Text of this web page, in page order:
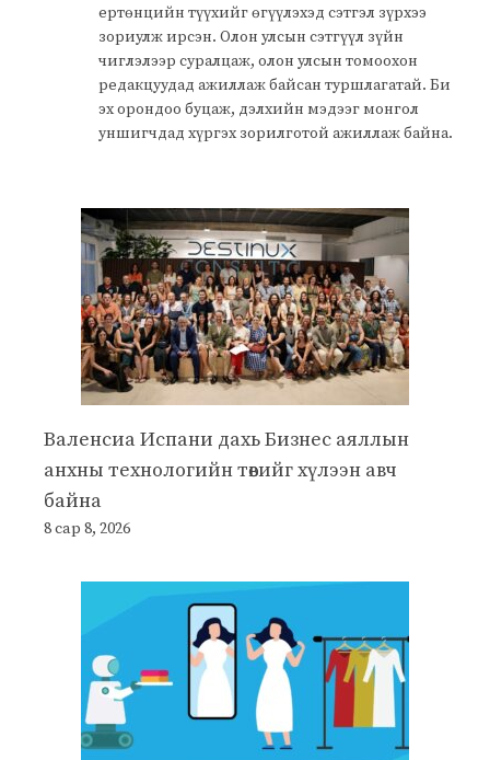
ертөнцийн түүхийг өгүүлэхэд сэтгэл зүрхээ
зориулж ирсэн. Олон улсын сэтгүүл зүйн
чиглэлээр суралцаж, олон улсын томоохон
редакцуудад ажиллаж байсан туршлагатай. Би
эх орондоо буцаж, дэлхийн мэдээг монгол
уншигчдад хүргэх зорилготой ажиллаж байна.
Валенсиа Испани дахь Бизнес аяллын
анхны технологийн төвийг хүлээн авч
байна
8 сар 8, 2026